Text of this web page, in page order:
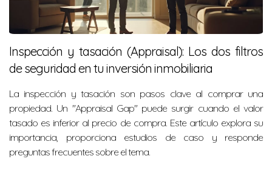
Inspección y tasación (Appraisal): Los dos filtros
de seguridad en tu inversión inmobiliaria
La inspección y tasación son pasos clave al comprar una
propiedad. Un "Appraisal Gap" puede surgir cuando el valor
tasado es inferior al precio de compra. Este artículo explora su
importancia, proporciona estudios de caso y responde
preguntas frecuentes sobre el tema.